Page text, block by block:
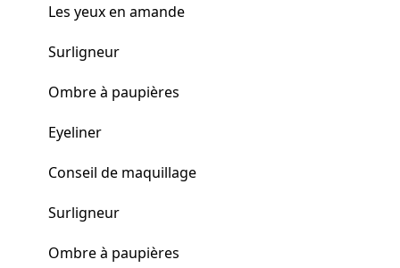
Les yeux en amande
Surligneur
Ombre à paupières
Eyeliner
Conseil de maquillage
Surligneur
Ombre à paupières